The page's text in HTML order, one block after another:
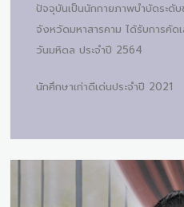
ปัจจุบันเป็นนักกายภาพบำบัดระดั
จังหวัดมหาสารคาม ได้รับการคัด
วันมหิดล ประจำปี 2564
นักศึกษาเก่าดีเด่นประจำปี 2021